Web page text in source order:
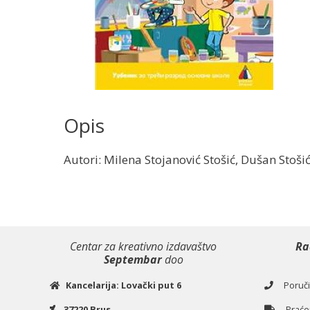
Opis
Autori: Milena Stojanović Stošić, Dušan Stošić
Centar za kreativno izdavaštvo
Septembardoo
Kancelarija: Lovački put 6